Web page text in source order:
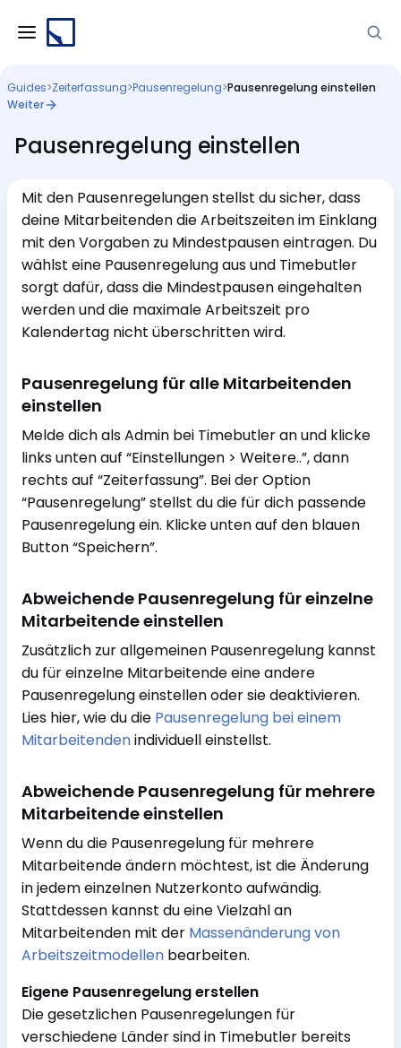
Guides>Zeiterfassung>Pausenregelung>Pausenregelung einstellen
Weiter
Pausenregelung einstellen
Mit den Pausenregelungen stellst du sicher, dass
deine Mitarbeitenden die Arbeitszeiten im Einklang
mit den Vorgaben zu Mindestpausen eintragen. Du
wählst eine Pausenregelung aus und Timebutler
sorgt dafür, dass die Mindestpausen eingehalten
werden und die maximale Arbeitszeit pro
Kalendertag nicht überschritten wird.
Pausenregelung für alle Mitarbeitenden
einstellen
Melde dich als Admin bei Timebutler an und klicke
links unten auf “Einstellungen > Weitere..”, dann
rechts auf “Zeiterfassung”. Bei der Option
“Pausenregelung” stellst du die für dich passende
Pausenregelung ein. Klicke unten auf den blauen
Button “Speichern”.
Abweichende Pausenregelung für einzelne
Mitarbeitende einstellen
Zusätzlich zur allgemeinen Pausenregelung kannst
du für einzelne Mitarbeitende eine andere
Pausenregelung einstellen oder sie deaktivieren.
Lies hier, wie du die Pausenregelung bei einem
Mitarbeitendenindividuell einstellst.
Abweichende Pausenregelung für mehrere
Mitarbeitende einstellen
Wenn du die Pausenregelung für mehrere
Mitarbeitende ändern möchtest, ist die Änderung
in jedem einzelnen Nutzerkonto aufwändig.
Stattdessen kannst du eine Vielzahl an
Mitarbeitenden mit der Massenänderung von
Arbeitszeitmodellen bearbeiten.
Eigene Pausenregelung erstellen
Die gesetzlichen Pausenregelungen für
verschiedene Länder sind in Timebutler bereits